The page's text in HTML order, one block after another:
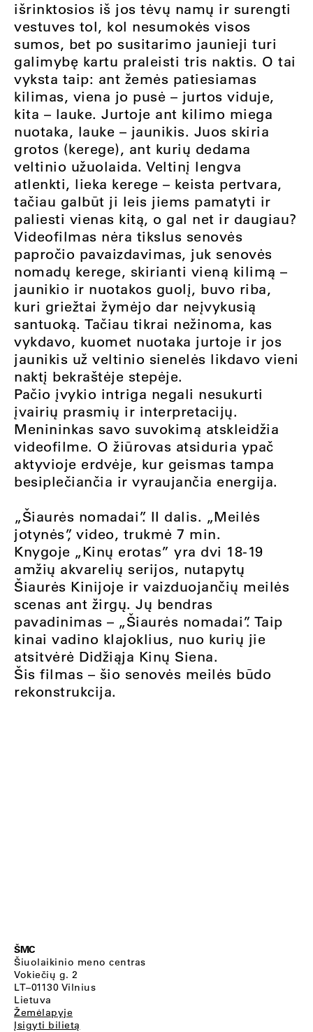
išrinktosios iš jos tėvų namų ir surengti
vestuves tol, kol nesumokės visos
sumos, bet po susitarimo jaunieji turi
galimybę kartu praleisti tris naktis. O tai
vyksta taip: ant žemės patiesiamas
kilimas, viena jo pusė – jurtos viduje,
kita – lauke. Jurtoje ant kilimo miega
nuotaka, lauke – jaunikis. Juos skiria
grotos (kerege), ant kurių dedama
veltinio užuolaida. Veltinį lengva
atlenkti, lieka kerege – keista pertvara,
tačiau galbūt ji leis jiems pamatyti ir
paliesti vienas kitą, o gal net ir daugiau?
Videofilmas nėra tikslus senovės
papročio pavaizdavimas, juk senovės
nomadų kerege, skirianti vieną kilimą –
jaunikio ir nuotakos guolį, buvo riba,
kuri griežtai žymėjo dar neįvykusią
santuoką. Tačiau tikrai nežinoma, kas
vykdavo, kuomet nuotaka jurtoje ir jos
jaunikis už veltinio sienelės likdavo vieni
naktį bekraštėje stepėje.
Pačio įvykio intriga negali nesukurti
įvairių prasmių ir interpretacijų.
Menininkas savo suvokimą atskleidžia
videofilme. O žiūrovas atsiduria ypač
aktyvioje erdvėje, kur geismas tampa
besiplečiančia ir vyraujančia energija.
„Šiaurės nomadai”. II dalis. „Meilės
jotynės”, video, trukmė 7 min.
Knygoje „Kinų erotas” yra dvi 18-19
amžių akvarelių serijos, nutapytų
Šiaurės Kinijoje ir vaizduojančių meilės
scenas ant žirgų. Jų bendras
pavadinimas – „Šiaurės nomadai”. Taip
kinai vadino klajoklius, nuo kurių jie
atsitvėrė Didžiąja Kinų Siena.
Šis filmas – šio senovės meilės būdo
rekonstrukcija.
ŠMC
Šiuolaikinio meno centras
Vokiečių g. 2
LT–01130 Vilnius
Lietuva
Žemėlapyje
Įsigyti bilietą